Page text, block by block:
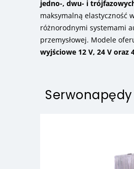
jedno-, dwu- i
maksymalną elastyczność
różnorodnymi systemami
przemysłowej. Modele
wyjściowe 12 V, 24 V oraz
Serwonapędy